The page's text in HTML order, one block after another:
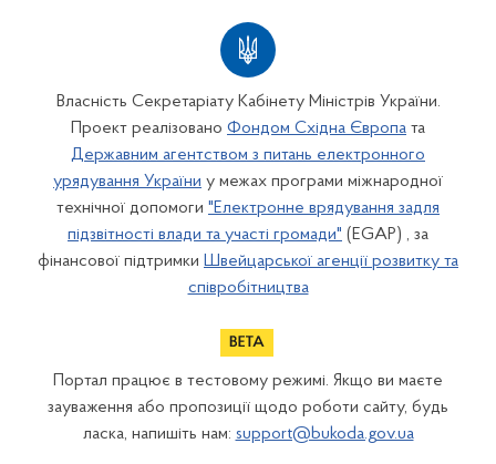
Власність Секретаріату Кабінету Міністрів України.
Проект реалізовано Фондом Східна Європа та
Державним агентством з питань електронного
урядування України у межах програми міжнародної
технічної допомоги "Електронне врядування задля
підзвітності влади та участі громади" (EGAP) , за
фінансової підтримки Швейцарської агенції розвитку та
співробітництва
Портал працює в тестовому режимі. Якщо ви маєте
зауваження або пропозиції щодо роботи сайту, будь
ласка, напишіть нам: support@bukoda.gov.ua